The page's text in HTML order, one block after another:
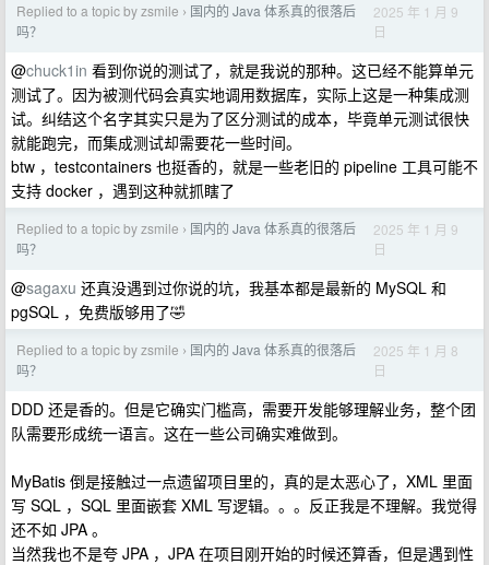
Replied to a topic by zsmile › 国内的 Java 体系真的很落后
吗？
2025 年 1 月 9
日
@chuck1in 看到你说的测试了，就是我说的那种。这已经不能算单元
测试了。因为被测代码会真实地调用数据库，实际上这是一种集成测
试。纠结这个名字其实只是为了区分测试的成本，毕竟单元测试很快
就能跑完，而集成测试却需要花一些时间。
btw ，testcontainers 也挺香的，就是一些老旧的 pipeline 工具可能不
支持 docker ，遇到这种就抓瞎了
Replied to a topic by zsmile › 国内的 Java 体系真的很落后
吗？
2025 年 1 月 9
日
@sagaxu 还真没遇到过你说的坑，我基本都是最新的 MySQL 和
pgSQL ，免费版够用了🤣
Replied to a topic by zsmile › 国内的 Java 体系真的很落后
吗？
2025 年 1 月 8
日
DDD 还是香的。但是它确实门槛高，需要开发能够理解业务，整个团
队需要形成统一语言。这在一些公司确实难做到。
MyBatis 倒是接触过一点遗留项目里的，真的是太恶心了，XML 里面
写 SQL ，SQL 里面嵌套 XML 写逻辑。。。反正我是不理解。我觉得
还不如 JPA 。
当然我也不是夸 JPA ，JPA 在项目刚开始的时候还算香，但是遇到性